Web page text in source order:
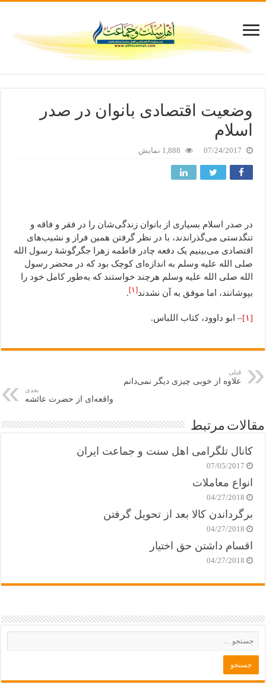
وضعیت اقتصادی بانوان در صدر
اسلام
07/24/2017 1,888 نمایش
در صدر اسلام بسیاری از بانوان زندگی‌شان را در فقر و فاقه و
تنگدستی می‌گذراندند، با در نظر گرفتن همین فراز و نشیب‌های
اقتصادی می‌بینیم یک دفعه چادر فاطمه زهرا جگرگوشۀ رسول الله
صلی الله علیه وسلم به اندازه‌ای کوچک بود که در محضر رسول
الله صلی الله علیه وسلم هرچند خواستند که به‌طور کامل خود را
بپوشانند، اما موفق به آن نشدند[۱] .
[۱] – ابو داوود، کتاب اللباس.
قبلی
علاوه از خوبی چیزی دیگر نمی‌دانم
بعدی
واقعه‌ای از حضرت عائشه
مقالات مرتبط
کانال تلگرامی اهل سنت و جماعت ایران
07/05/2017
انواع معاملات
04/27/2018
برگرداندن کالا بعد از تحویل گرفتن
04/27/2018
اقسام داشتن حق اختیار
04/27/2018